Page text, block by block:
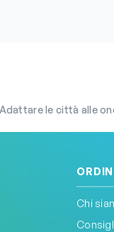
le città alle ondate di calore e
Chi